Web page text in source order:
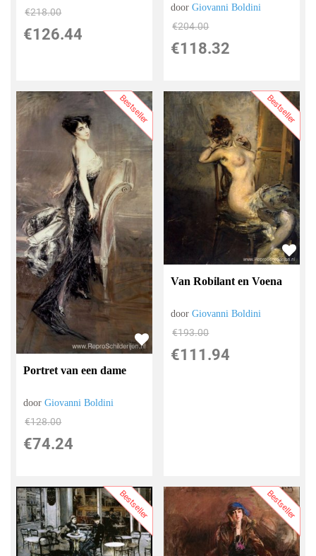
€218.00
€126.44
doorGiovanni Boldini
€204.00
€118.32
Bestseller
Portret van een dame
doorGiovanni Boldini
€128.00
€74.24
Bestseller
Van Robilant en Voena
doorGiovanni Boldini
€193.00
€111.94
Bestseller Bestseller